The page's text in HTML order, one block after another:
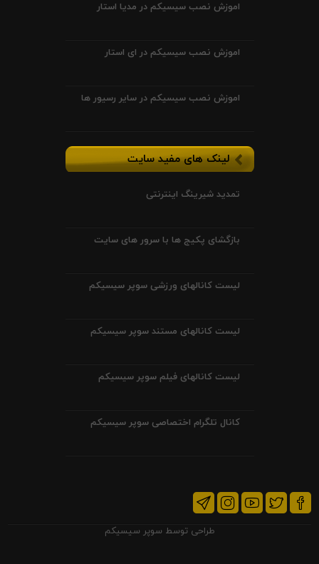
اموزش نصب سیسیکم در مدیا استار
اموزش نصب سیسیکم در ای استار
اموزش نصب سیسیکم در سایر رسیور ها
لینک های مفید سایت
تمدید شیرینگ اینترنتی
بازگشای پکیج ها با سرور های سایت
لیست کانالهای ورزشی سوپر سیسیکم
لیست کانالهای مستند سوپر سیسیکم
لیست کانالهای فیلم سوپر سیسیکم
کانال تلگرام اختصاصی سوپر سیسیکم
طراحی توسط سوپر سیسیکم